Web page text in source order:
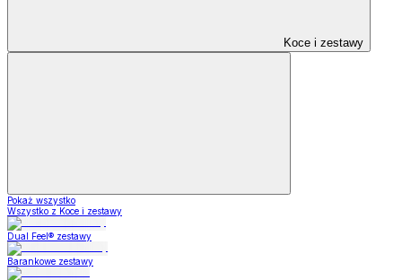
Koce i zestawy
Pokaż wszystko
Wszystko z Koce i zestawy
Dual Feel® zestawy
Barankowe zestawy